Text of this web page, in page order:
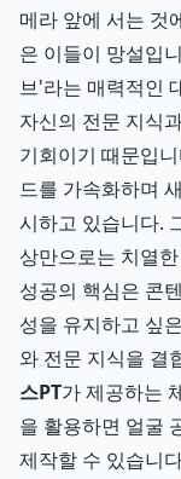
메라 앞에 서는 것
은 이들이 망설입
브'라는 매력적인
자신의 전문 지식
기회이기 때문입
드를 가속화하며
시하고 있습니다.
상만으로는 치열
성공의 핵심은 콘
성을 유지하고 싶
와 전문 지식을 결
스PT가 제공하는
을 활용하면 얼굴
제작할 수 있습니